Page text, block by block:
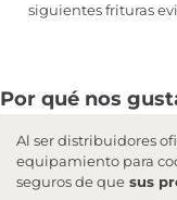
siguientes frituras
Por qué nos
Al ser distribuidores
equipamiento para
seguros de que sus